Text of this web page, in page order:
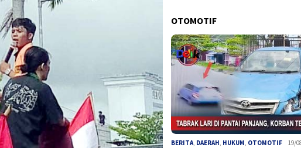
OTOMOTIF
BERITA DAERAH HUKUM OTOMOTIF 19/